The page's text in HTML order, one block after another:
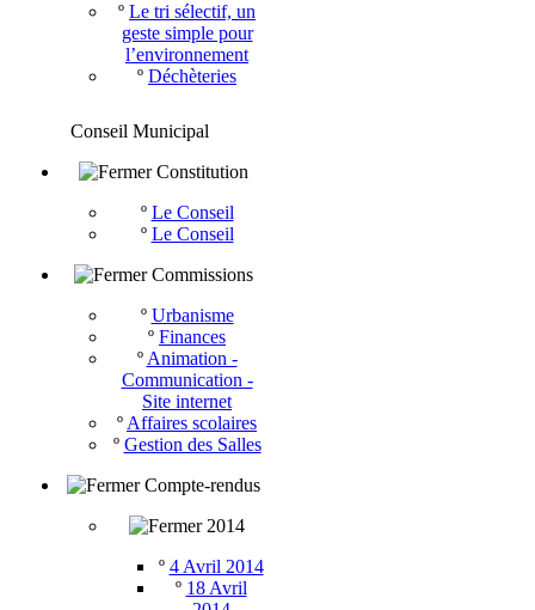
º Le tri sélectif, un
geste simple pour
l’environnement
º Déchèteries
Conseil Municipal
Constitution
º Le Conseil
º Le Conseil
Commissions
º Urbanisme
º Finances
º Animation -
Communication -
Site internet
º Affaires scolaires
º Gestion des Salles
Compte-rendus
2014
º 4 Avril 2014
º 18 Avril